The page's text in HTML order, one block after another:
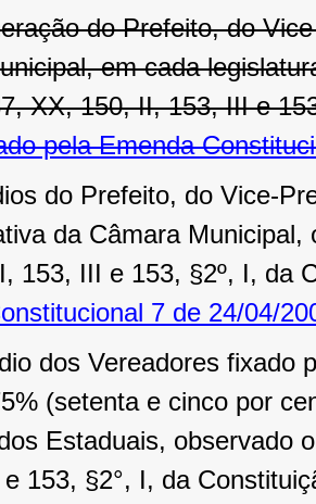
do Prefeito, do
em cada
XX, 150, II, 153, III e
pela Emenda
do Prefeito, do Vice-
da Câmara
153, III e 153, §2º, I, da
7 de 24/04/
dos Vereadores fixado
(setenta e cinco por
Estaduais, observado
153, §2°, I, da